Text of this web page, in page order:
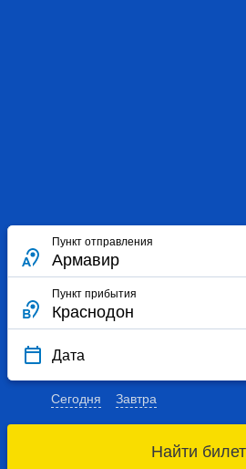
Пункт отправления
Пункт прибытия
Дата
Сегодня Завтра
Найти